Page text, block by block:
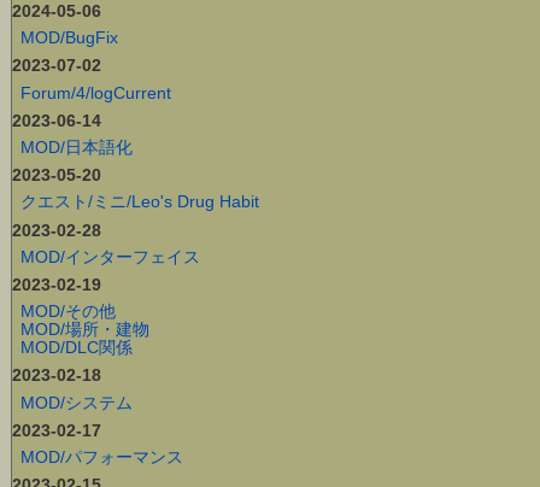
2024-05-06
MOD/BugFix
2023-07-02
Forum/4/logCurrent
2023-06-14
MOD/日本語化
2023-05-20
クエスト/ミニ/Leo's Drug Habit
2023-02-28
MOD/インターフェイス
2023-02-19
MOD/その他
MOD/場所・建物
MOD/DLC関係
2023-02-18
MOD/システム
2023-02-17
MOD/パフォーマンス